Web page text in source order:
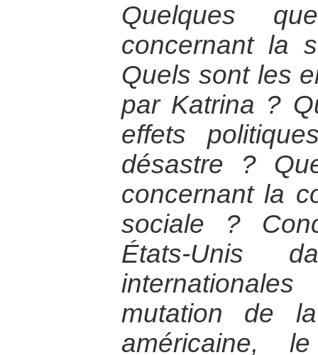
Quelques
concernant la
Quels sont les
par Katrina ?
effets
désastre ?
concernant la
sociale ?
États-Unis
mutation de
américaine,